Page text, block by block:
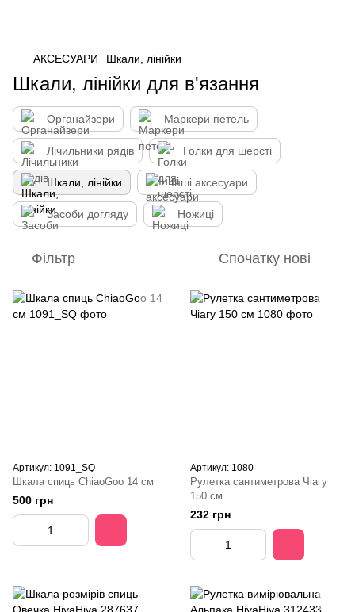
АКСЕСУАРИ Шкали, лінійки
Шкали, лінійки для в'язання
Органайзери Маркери петель
Лічильники рядів Голки для шерсті
Шкали, лінійки Інші аксесуари
Засоби догляду Ножиці
Фільтр Спочатку нові
Артикул: 1091_SQ
Шкала спиць ChiaoGoo 14 см
500 грн
Артикул: 1080
Рулетка сантиметрова Чіагу
150 см
232 грн